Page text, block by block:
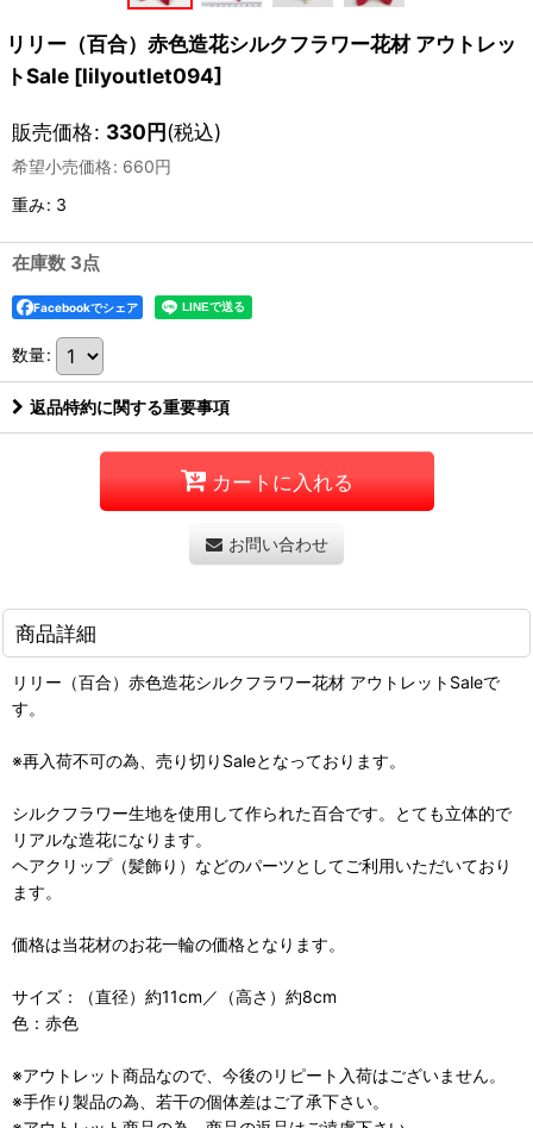
リリー（百合）赤色造花シルクフラワー花材 アウトレッ
トSale [lilyoutlet094]
販売価格: 330円(税込)
希望小売価格: 660円
重み: 3
在庫数 3点
Facebookでシェア
数量:
返品特約に関する重要事項
カートに入れる
お問い合わせ
商品詳細
リリー（百合）赤色造花シルクフラワー花材 アウトレットSaleで
す。
※再入荷不可の為、売り切りSaleとなっております。
シルクフラワー生地を使用して作られた百合です。とても立体的で
リアルな造花になります。
ヘアクリップ（髪飾り）などのパーツとしてご利用いただいており
ます。
価格は当花材のお花一輪の価格となります。
サイズ：（直径）約11cm／（高さ）約8cm
色：赤色
※アウトレット商品なので、今後のリピート入荷はございません。
※手作り製品の為、若干の個体差はご了承下さい。